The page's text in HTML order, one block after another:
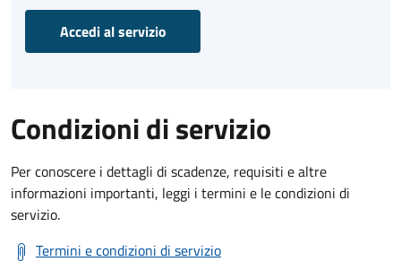
Accedi al servizio
Condizioni di servizio
Per conoscere i dettagli di scadenze, requisiti e altre
informazioni importanti, leggi i termini e le condizioni di
servizio.
Termini e condizioni di servizio